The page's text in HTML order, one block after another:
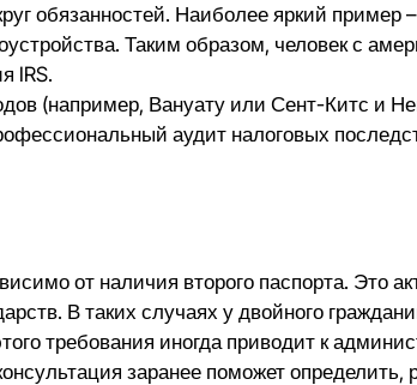
обязанностей. Наиболее яркий пример
Таким образом, человек с
IRS.
(например, Вануату или Сент-Китс и
аудит налоговых
от наличия второго паспорта. Это
В таких случаях у двойного
требования иногда приводит к
заранее поможет определить,